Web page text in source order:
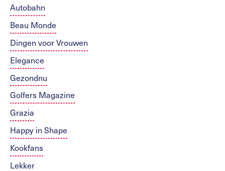
Autobahn
Beau Monde
Dingen voor Vrouwen
Elegance
Gezondnu
Golfers Magazine
Grazia
Happy in Shape
Kookfans
Lekker